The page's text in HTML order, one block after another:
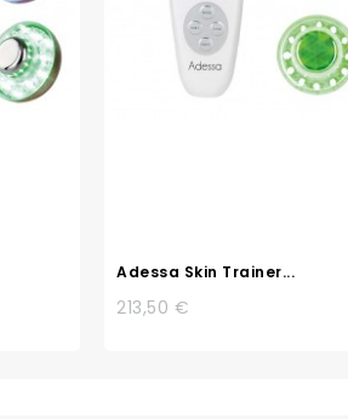
Adessa Skin Trainer...
213,50 €